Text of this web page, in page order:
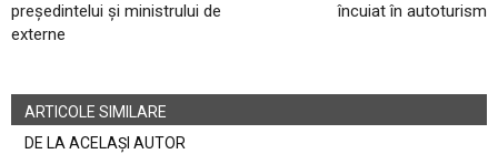
președintelui și ministrului de
externe
încuiat în autoturism
ARTICOLE SIMILARE
DE LA ACELAȘI AUTOR